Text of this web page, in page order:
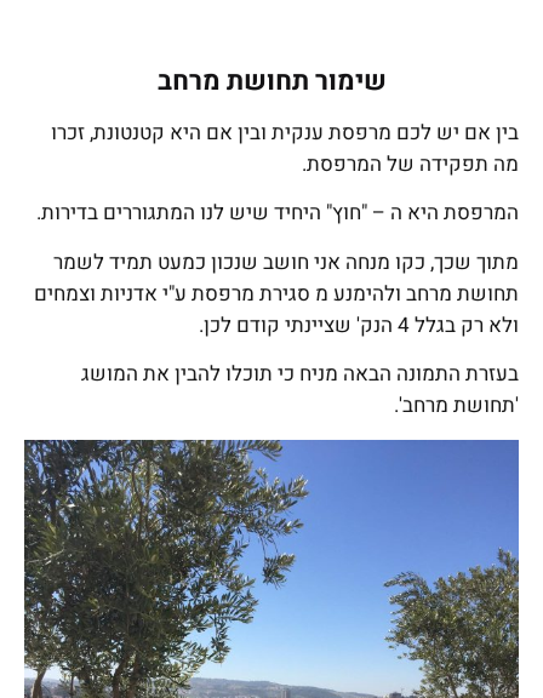
שימור תחושת מרחב
בין אם יש לכם מרפסת ענקית ובין אם היא קטנטונת, זכרו
מה תפקידה של המרפסת.
המרפסת היא ה – "חוץ" היחיד שיש לנו המתגוררים בדירות.
מתוך שכך, כקו מנחה אני חושב שנכון כמעט תמיד לשמר
תחושת מרחב ולהימנע מ סגירת מרפסת ע"י אדניות וצמחים
ולא רק בגלל 4 הנק' שציינתי קודם לכן.
בעזרת התמונה הבאה מניח כי תוכלו להבין את המושג
'תחושת מרחב'.